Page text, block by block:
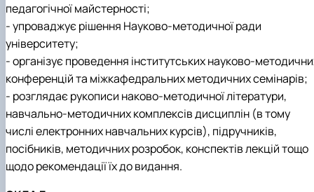
педагогічної майстерності;
- упроваджує рішення Науково-методичної ради
університету;
- організує проведення інститутських науково-
конференцій та міжкафедральних методичних семінарів;
- розглядає рукописи наково-методичної літератури,
навчально-методичних комплексів дисциплін (в тому
числі електронних навчальних курсів), підручників,
посібників, методичних розробок, конспектів лекцій тощо
щодо рекомендації їх до видання.